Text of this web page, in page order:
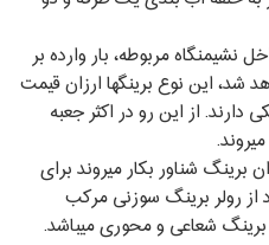
مربوطه، بار وارده بر
شد، این نوع برینگ‏ها ارزان قیمت
از این رو در اکثر جعبه
برینگ شناور بکار می‏روند برای
از رولر برینگ سوزنی مرکب
برینگ شعاعی و محوری می‏باشد.